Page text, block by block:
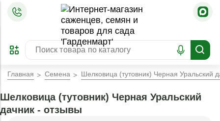
ПРЕДЗАКАЗ
ЗАБРОНИРОВАТЬ
ЛУЧШЕЕ
Главная Семена Шелковица (тутовник) Черная Уральский
Шелковица (тутовник) Черная Уральский
дачник - отзывы